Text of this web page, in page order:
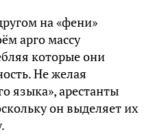
на «фени»
арго массу
которые они
Не желая
языка», арестанты
он выделяет их